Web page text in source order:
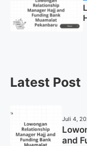
Latest Post
Juli 4,
and